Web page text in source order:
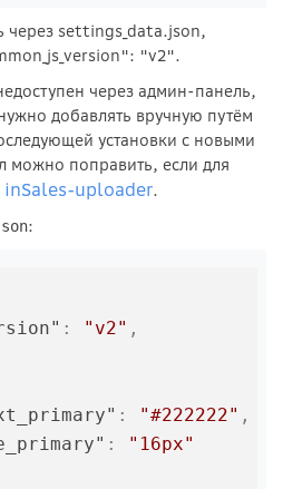
settings_data.json,
"v2".
через админ-панель,
добавлять вручную путём
установки с новыми
можно поправить, если для
inSales-uploader.
:
: "v2" ,
: "#222222" ,
:
"16px"